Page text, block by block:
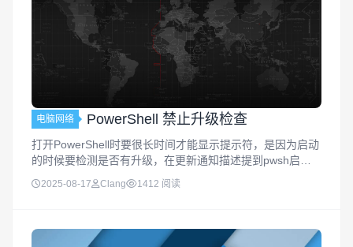
电脑网络 PowerShell 禁止升级检查
打开PowerShell时要很长时间才能显示提示符，是因为启动
的时候要检测是否有升级，在更新通知描述提到pwsh启动
时，会检查新版本，如果有新版本，这会显示可用新版本，
且每次打开pwsh都会检查一遍。可以通过禁用升级检查提
2025-08-17 Clang 1412 阅读